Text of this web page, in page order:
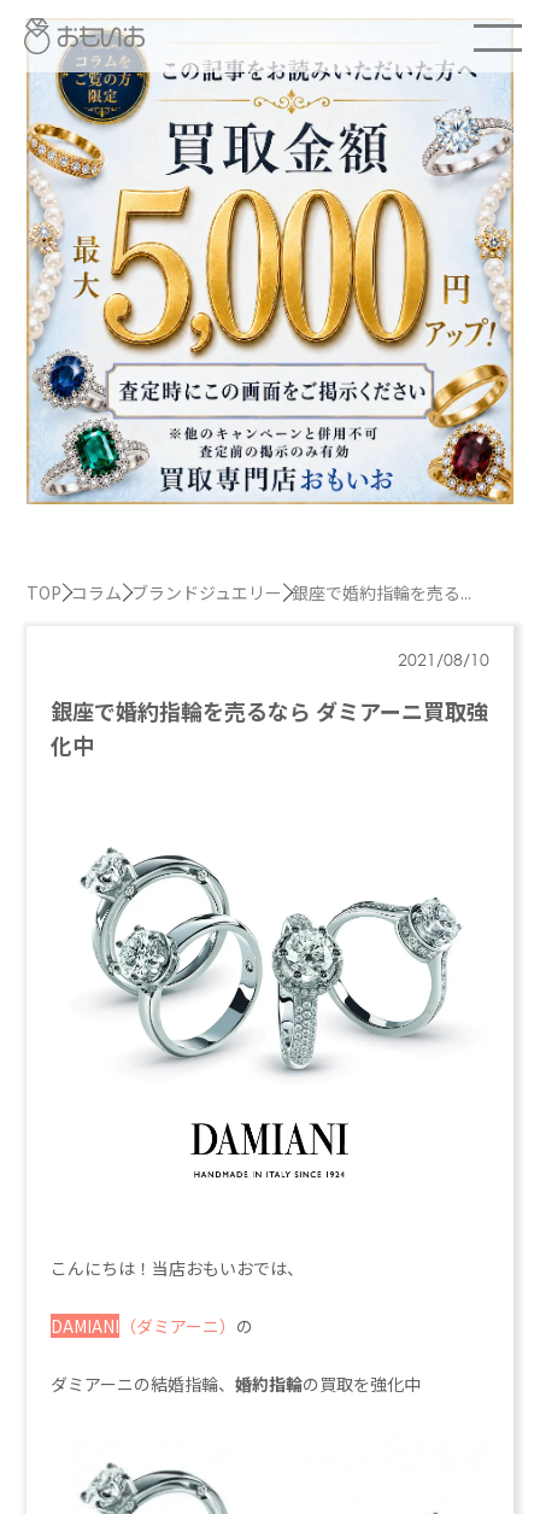
TOP コラム ブランドジュエリー 銀座で婚約指輪を売る...
2021/08/10
銀座で婚約指輪を売るなら ダミアーニ買取強
化中
こんにちは！当店おもいおでは、
DAMIANI （ダミアーニ） の
ダミアーニの結婚指輪、婚約指輪の買取を強化中